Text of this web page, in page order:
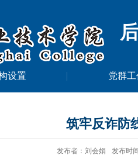
设置 党群
筑牢反诈防
发布者：刘会娟 发布时